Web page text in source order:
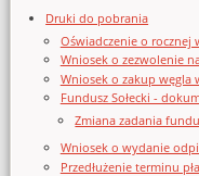
Druki do pobrania
Oświadczenie o rocznej
Wniosek o zezwolenie
Wniosek o zakup węgla
Fundusz Sołecki -
Zmiana zadania
Wniosek o wydanie
Przedłużenie terminu